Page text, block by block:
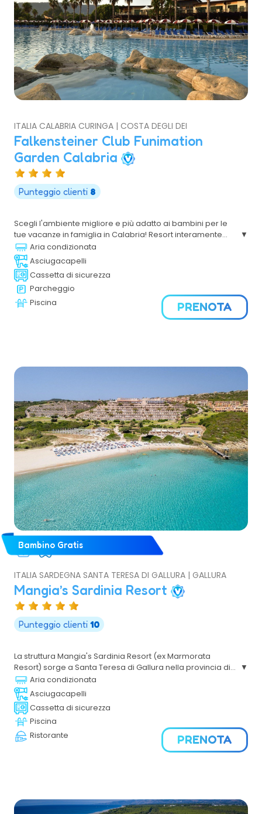
ITALIA CALABRIA CURINGA | COSTA DEGLI DEI
Falkensteiner Club Funimation
Garden Calabria
Punteggio clienti 8
Scegli l'ambiente migliore e più adatto ai bambini per le
tue vacanze in famiglia in Calabria! Resort interamente
rinnovato è immerso in un verde lussureggiante e molto
curato, villaggio ideale per divertirsi e farsi trascinare
dalle bellezze del posto
Aria condizionata
Asciugacapelli
Cassetta di sicurezza
Parcheggio
Piscina
PRENOTA
Bambino Gratis
ITALIA SARDEGNA SANTA TERESA DI GALLURA | GALLURA
Mangia’s Sardinia Resort
Punteggio clienti 10
La struttura Mangia's Sardinia Resort (ex Marmorata
Resort) sorge a Santa Teresa di Gallura nella provincia di
Sassari a 63 km dall'aeroporto di Olbia, a 65 km dal porto
di Olbia, a 67 km dal porto di Golfo Aranci, a 105 km dal
porto di Porto Torres e a 5 km dal centro abitato di Santa
Teresa di Gallura. E' situato nel punto più settentrionale
della Sardegna, in cima ad un promontorio che si
affaccia sul mare e si compone di due corpi denominati
"Maddalena" e "Caprera", il primo ospita una parte delle
Aria condizionata
Asciugacapelli
Cassetta di sicurezza
Piscina
Ristorante
PRENOTA